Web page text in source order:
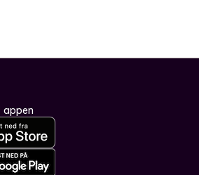
appen